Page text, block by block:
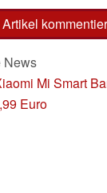
News
Mi Smart
Euro